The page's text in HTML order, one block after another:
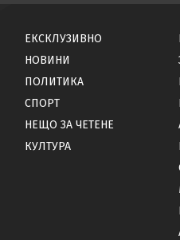
ЕКСКЛУЗИВНО
НОВИНИ
ПОЛИТИКА
СПОРТ
НЕЩО ЗА ЧЕТЕНЕ
КУЛТУРА